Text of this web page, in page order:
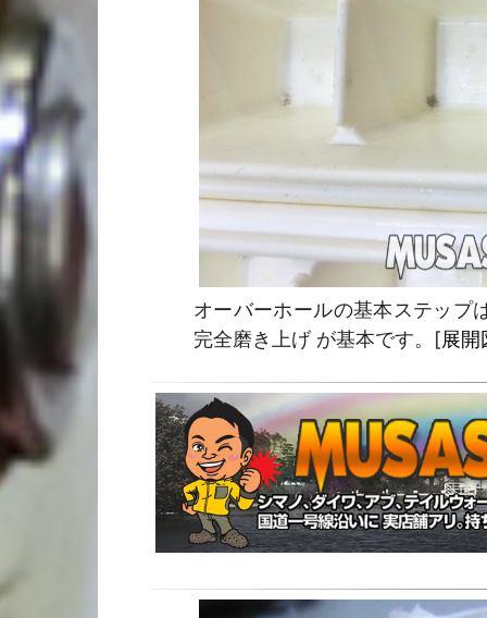
オーバーホールの基本ステッ
完全磨き上げ が基本です。[展開